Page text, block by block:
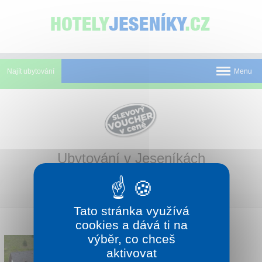
Najít ubytování Menu
Ubytování v Jeseníkách
RODINNÝ PENZION SKILAND
PETŘÍKOV
Tato stránka využívá
cookies a dává ti na
výběr, co chceš
aktivovat